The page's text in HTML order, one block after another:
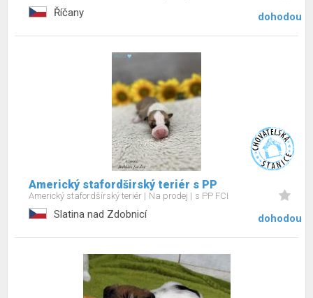
Říčany dohodou
Americký stafordširský teriér s PP
Americký stafordšírský teriér Na prodej s PP FCI
Slatina nad Zdobnicí dohodou